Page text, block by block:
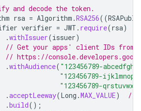
and decode the token.
rsa = Algorithm .RSA256((
verifier = JWT . require(rsa)
.withIssuer(issuer)
// Get your apps' client IDs from
// https://
.withAudience( "123456789-
"123456789-
"123456789-
.acceptLeeway(Long .MAX_VALUE)
//
.build();